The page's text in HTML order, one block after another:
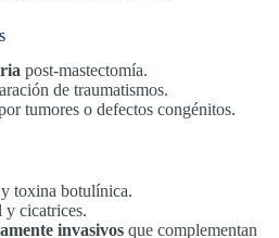
post-mastectomía.
de traumatismos.
tumores o defectos congénitos.
y toxina botulínica.
y cicatrices.
invasivos que complementan